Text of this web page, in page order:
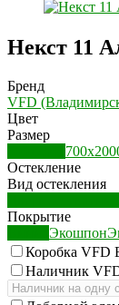
Некст 11
Бренд
VFD
Цвет
Размер
Остекление
Вид остекления
Покрытие
Экошпон
Коробка VFD
Наличник